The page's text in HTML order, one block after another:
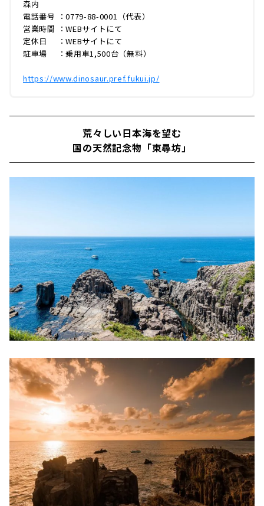
森内
電話番号 ：0779-88-0001（代表）
営業時間 ：WEBサイトにて
定休日 ：WEBサイトにて
駐車場 ：乗用車1,500台（無料）
https://www.dinosaur.pref.fukui.jp/
荒々しい日本海を望む
国の天然記念物「東尋坊」